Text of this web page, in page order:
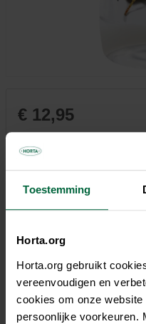
Toestemming
Horta.org
Horta.org gebruikt
vereenvoudigen en
cookies om onze
persoonlijke voorkeuren.
€ 12,95
Niet elke winkel heeft
Beschrijving
De BSI Wespenval is de
wespenval, voor zowel
(horeca, etc.). Deze val is